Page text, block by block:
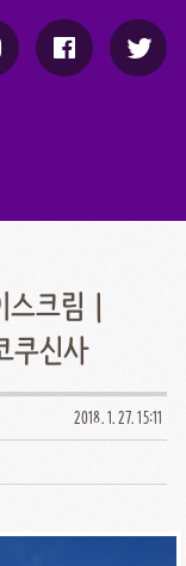
스크림 |
쿠신사
2018. 1. 27. 15:11